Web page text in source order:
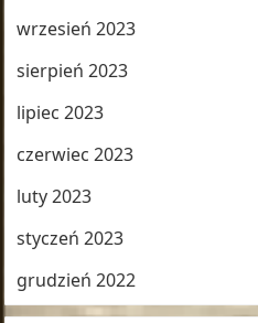
wrzesień 2023
sierpień 2023
lipiec 2023
czerwiec 2023
luty 2023
styczeń 2023
grudzień 2022